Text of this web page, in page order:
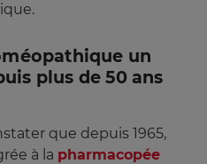
un
plus de 50 ans
que depuis 1965,
à la pharmacopée